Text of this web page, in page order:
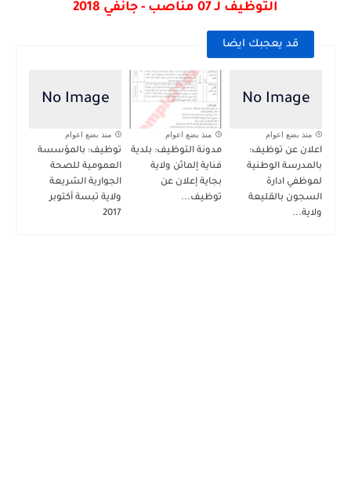
التوظيف لـ 07 مناصب - جانفي 2018
قد يعجبك ايضا
منذ بضع اعوام
اعلان عن توظيف:
بالمدرسة الوطنية
لموظفي ادارة
السجون بالقليعة
ولاية...
منذ بضع اعوام
مدونة التوظيف: بلدية
فناية إلماثن ولاية
بجاية إعلان عن
توظيف...
منذ بضع اعوام
توظيف: بالمؤسسة
العمومية للصحة
الجوارية الشريعة
ولاية تبسة أكتوبر
2017